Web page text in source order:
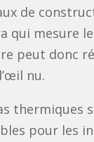
de
qui mesure
peut donc
nu.
thermiques
pour les